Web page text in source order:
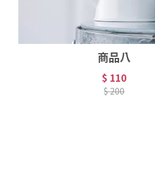
商品八
$ 110
$ 200